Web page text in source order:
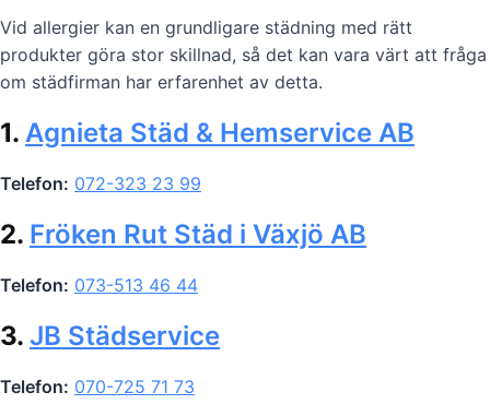
Vid allergier kan en grundligare städning med rätt
produkter göra stor skillnad, så det kan vara värt att fråga
om städfirman har erfarenhet av detta.
1. Agnieta Städ & Hemservice AB
Telefon: 072-323 23 99
2. Fröken Rut Städ i Växjö AB
Telefon: 073-513 46 44
3. JB Städservice
Telefon: 070-725 71 73